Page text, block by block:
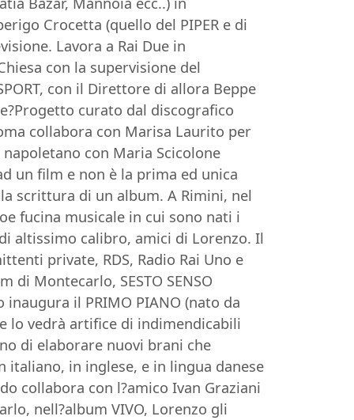
Crocetta (quello del PIPER e di
Lavora a Rai Due in
con la supervisione del
con il Direttore di allora Beppe
curato dal discografico
collabora con Marisa Laurito per
con Maria Scicolone
un film e non è la prima ed unica
scrittura di un album. A Rimini, nel
fucina musicale in cui sono nati i
altissimo calibro, amici di Lorenzo. Il
private, RDS, Radio Rai Uno e
di Montecarlo, SESTO SENSO
il PRIMO PIANO (nato da
lo vedrà artifice di indimendicabili
di elaborare nuovi brani che
italiano, in inglese, e in lingua danese
collabora con l?amico Ivan Graziani
nell?album VIVO, Lorenzo gli